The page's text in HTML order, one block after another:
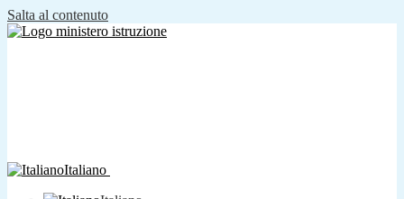
Salta al contenuto
Italiano